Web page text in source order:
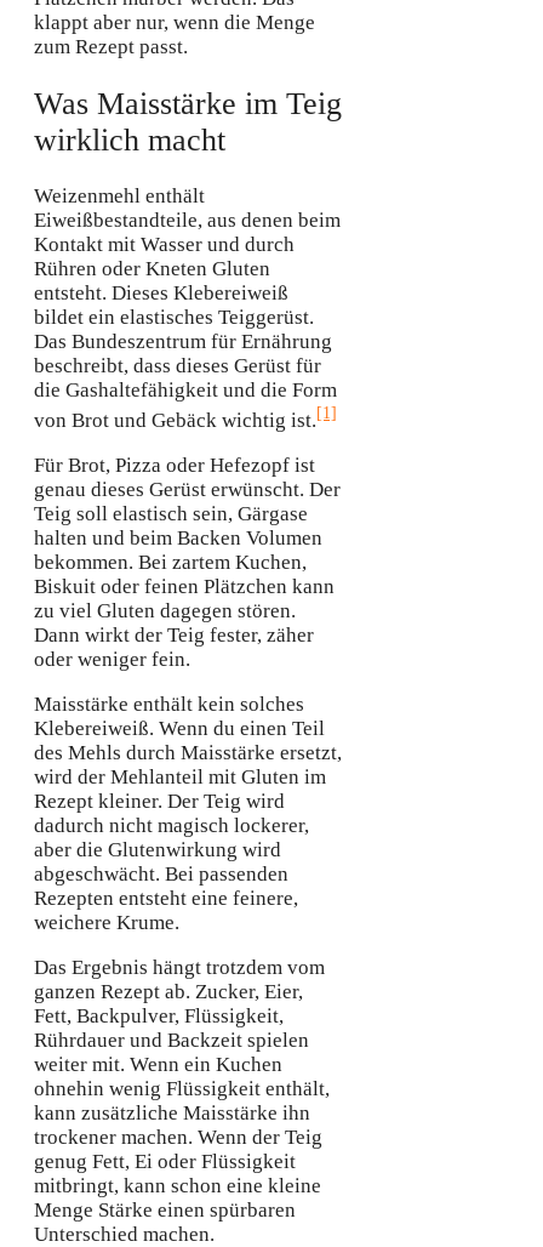
klappt aber nur, wenn die Menge
zum Rezept passt.
Was Maisstärke im Teig
wirklich macht
Weizenmehl enthält
Eiweißbestandteile, aus denen beim
Kontakt mit Wasser und durch
Rühren oder Kneten Gluten
entsteht. Dieses Klebereiweiß
bildet ein elastisches Teiggerüst.
Das Bundeszentrum für Ernährung
beschreibt, dass dieses Gerüst für
die Gashaltefähigkeit und die Form
von Brot und Gebäck wichtig ist.[1]
Für Brot, Pizza oder Hefezopf ist
genau dieses Gerüst erwünscht. Der
Teig soll elastisch sein, Gärgase
halten und beim Backen Volumen
bekommen. Bei zartem Kuchen,
Biskuit oder feinen Plätzchen kann
zu viel Gluten dagegen stören.
Dann wirkt der Teig fester, zäher
oder weniger fein.
Maisstärke enthält kein solches
Klebereiweiß. Wenn du einen Teil
des Mehls durch Maisstärke ersetzt,
wird der Mehlanteil mit Gluten im
Rezept kleiner. Der Teig wird
dadurch nicht magisch lockerer,
aber die Glutenwirkung wird
abgeschwächt. Bei passenden
Rezepten entsteht eine feinere,
weichere Krume.
Das Ergebnis hängt trotzdem vom
ganzen Rezept ab. Zucker, Eier,
Fett, Backpulver, Flüssigkeit,
Rührdauer und Backzeit spielen
weiter mit. Wenn ein Kuchen
ohnehin wenig Flüssigkeit enthält,
kann zusätzliche Maisstärke ihn
trockener machen. Wenn der Teig
genug Fett, Ei oder Flüssigkeit
mitbringt, kann schon eine kleine
Menge Stärke einen spürbaren
Unterschied machen.